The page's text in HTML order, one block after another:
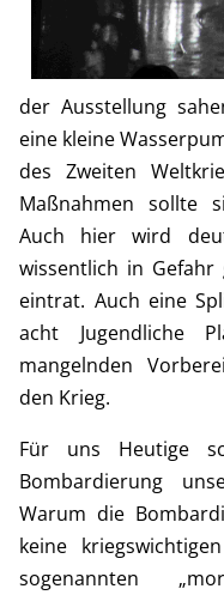
der Ausstellung
eine kleine
des Zweiten
Maßnahmen sollte
Auch hier wird
wissentlich in
eintrat. Auch eine
acht Jugendliche
mangelnden
den Krieg.
Für uns Heutige
Bombardierung
Warum die
keine
sogenannten